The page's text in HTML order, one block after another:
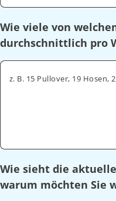
Wie viele von
durchschnittlich pro
z. B. 15 Pullover, 19 Hosen,
Wie sieht die
warum möchten Sie